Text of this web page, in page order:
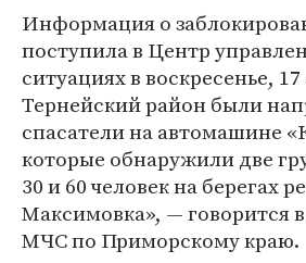
Информация о
поступила в Центр
ситуациях в воскресенье, 17
Тернейский район были
спасатели на автомашине
которые обнаружили две
30 и 60 человек на берегах
Максимовка», — говорится
МЧС по Приморскому краю.